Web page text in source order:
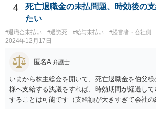
うでなければ争う余地はあるでしょう。ただ解
てしまっている事実もあり、その点不利である
一方で、一般論ですが、解雇は会社にとってハー
戒処分としての解雇はさらにハードルが高まりま
懲戒解雇の言渡しの前に人事部あるいは幹部との
しょうか。それとも何もなしにいきなりの解雇通
場合、争える余地が増えるといえるでしょう。
味で難しいと思われますので、復職を主張しつ
して退職金以上の金額を受け取ることで退職す
目指すべき方向性になるかと思います。
4
死亡退職金の未払問題、時効後の
たい
#退職金未払い #過労死 #給与未払い #経営者・会社側
2024年12月17日
匿名A 弁護士
いまから株主総会を開いて、死亡退職金を伯父
様へ支給する決議をすれば、時効期間が経過し
することは可能です（支給額が大きすぎて会社
すし（支払う必要のないお金を支払うわけです